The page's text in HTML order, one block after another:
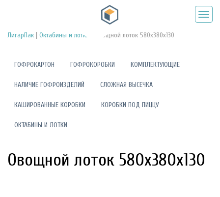
ЛигарПак | Октабины и лотки Овощной лоток 580х380х130
ГОФРОКАРТОН ГОФРОКОРОБКИ КОМПЛЕКТУЮЩИЕ
НАЛИЧИЕ ГОФРОИЗДЕЛИЙ СЛОЖНАЯ ВЫСЕЧКА
КАШИРОВАННЫЕ КОРОБКИ КОРОБКИ ПОД ПИЦЦУ
ОКТАБИНЫ И ЛОТКИ
Овощной лоток 580х380х130